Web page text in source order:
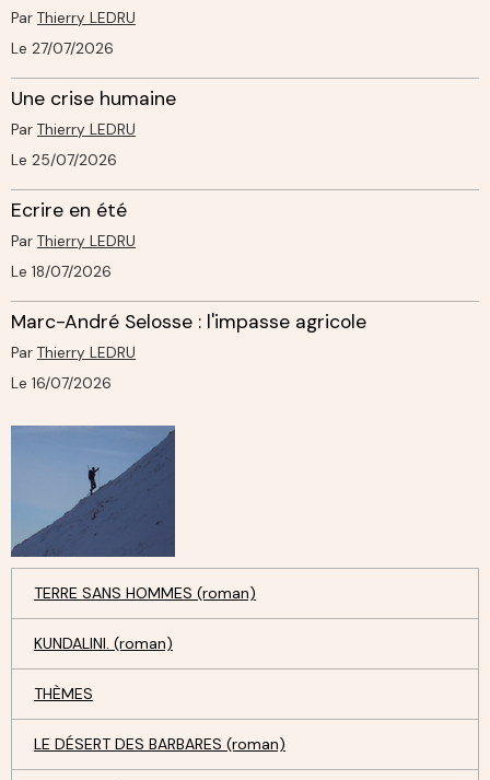
Par Thierry LEDRU
Le 27/07/2026
Une crise humaine
Par Thierry LEDRU
Le 25/07/2026
Ecrire en été
Par Thierry LEDRU
Le 18/07/2026
Marc-André Selosse : l'impasse agricole
Par Thierry LEDRU
Le 16/07/2026
TERRE SANS HOMMES (roman)
KUNDALINI. (roman)
THÈMES
LE DÉSERT DES BARBARES (roman)